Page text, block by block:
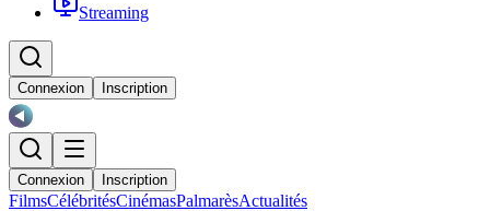
Streaming
Connexion Inscription
Connexion Inscription
FilmsCélébritésCinémasPalmarèsActualités